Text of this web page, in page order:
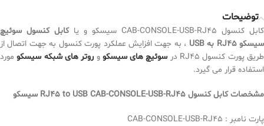
توضیحات
کابل کنسول CAB-CONSOLE-USB-RJ45 سیسکو و یا
کابل کنسول سوئیچ
سیسکو RJ45 به USB
، به جهت افزایش عملکرد پورت کنسول به جهت اتصال از
طریق پورت کنسول RJ45 در
سوئیچ های سیسکو و روتر های شبکه سیسکومورد
استفاده قرار می گیرد.
مشخصاتکابل کنسول RJ45 to USB CAB-CONSOLE-USB-RJ45 سیسکو
پارت نامبر : CAB-CONSOLE-USB-RJ45